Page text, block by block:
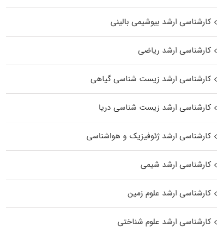
کارشناسی ارشد بیوشیمی بالینی
کارشناسی ارشد ریاضی
کارشناسی ارشد زیست‌ شناسی گیاهی
کارشناسی ارشد زیست‌ شناسی دریا
کارشناسی ارشد ژئوفیزیک و هواشناسی
کارشناسی ارشد شیمی
کارشناسی ارشد علوم زمین
کارشناسی ارشد علوم شناختی